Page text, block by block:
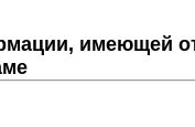
имеющей